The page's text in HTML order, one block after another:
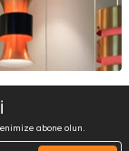
abone olun.